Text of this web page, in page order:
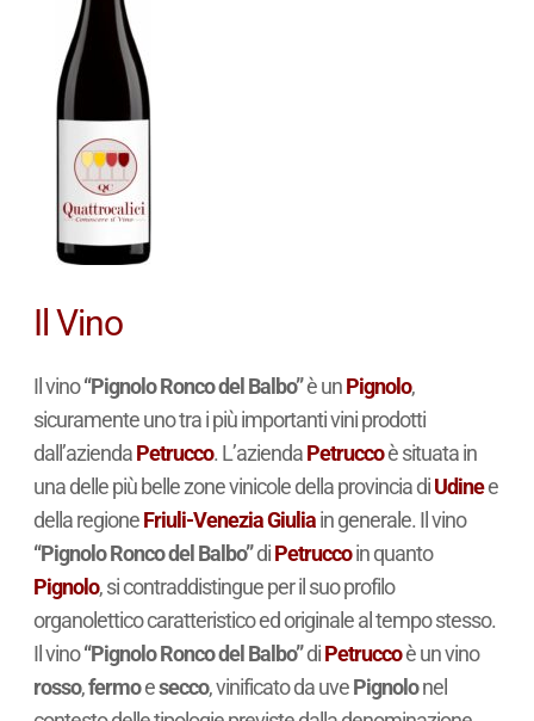
Il Vino
Il vino“Pignolo Ronco del Balbo”è unPignolo,
sicuramente uno tra i più importanti vini prodotti
dall’aziendaPetrucco. L’aziendaPetruccoè situata in
una delle più belle zone vinicole della provincia diUdinee
della regioneFriuli-Venezia Giuliain generale. Il vino
“Pignolo Ronco del Balbo”diPetruccoin quanto
Pignolo, si contraddistingue per il suo profilo
organolettico caratteristico ed originale al tempo stesso.
Il vino“Pignolo Ronco del Balbo”diPetruccoè un vino
rosso,fermoesecco, vinificato da uvePignolonel